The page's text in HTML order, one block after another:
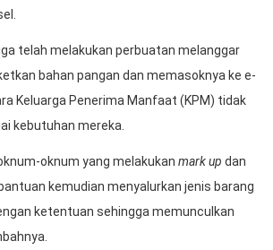
telah melakukan perbuatan melanggar
bahan pangan dan memasoknya ke e-
Keluarga Penerima Manfaat (KPM) tidak
kebutuhan mereka.
oknum yang melakukan mark up dan
kemudian menyalurkan jenis barang
ketentuan sehingga memunculkan